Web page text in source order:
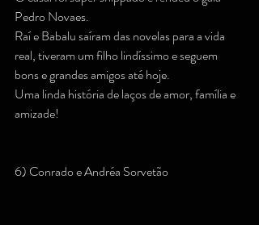
Pedro Novaes.
Raí e Babalu saíram das novelas para a vida
real, tiveram um filho lindíssimo e seguem
bons e grandes amigos até hoje.
Uma linda história de laços de amor, família e
amizade!
6) Conrado e Andréa Sorvetão